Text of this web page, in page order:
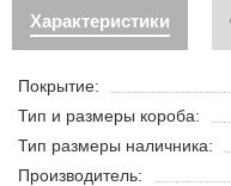
Характеристики
Покрытие:
Тип и размеры короба:
Тип размеры наличника:
Производитель: